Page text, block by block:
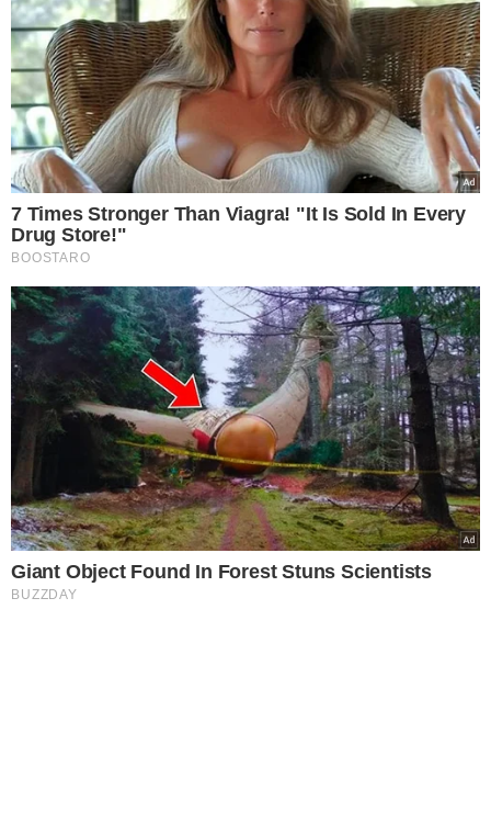
7 Times Stronger Than Viagra! "It Is Sold In Every
Drug Store!"
BOOSTARO
Giant Object Found In Forest Stuns Scientists
BUZZDAY